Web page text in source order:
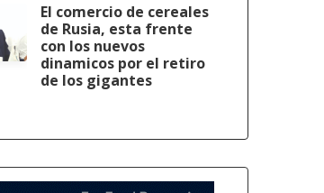
El comercio de cereales
de Rusia, esta frente
con los nuevos
dinamicos por el retiro
de los gigantes